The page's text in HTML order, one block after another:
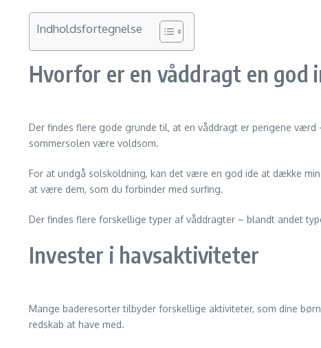
Indholdsfortegnelse
Hvorfor er en våddragt en god
Der findes flere gode grunde til, at en våddragt er pengene
sommersolen være voldsom.
For at undgå solskoldning, kan det være en god ide at dække
at være dem, som du forbinder med surfing.
Der findes flere forskellige typer af våddragter – blandt andet
Invester i havsaktiviteter
Mange baderesorter tilbyder forskellige aktiviteter, som dine
redskab at have med.